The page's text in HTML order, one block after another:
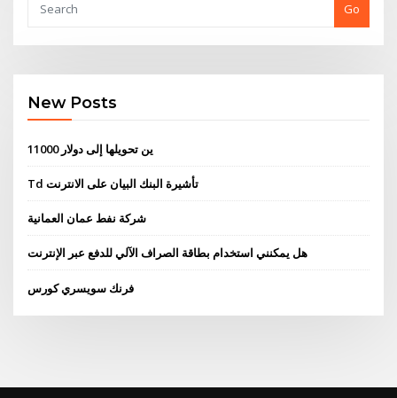
Go
New Posts
11000 ين تحويلها إلى دولار
Td تأشيرة البنك البيان على الانترنت
شركة نفط عمان العمانية
هل يمكنني استخدام بطاقة الصراف الآلي للدفع عبر الإنترنت
فرنك سويسري كورس